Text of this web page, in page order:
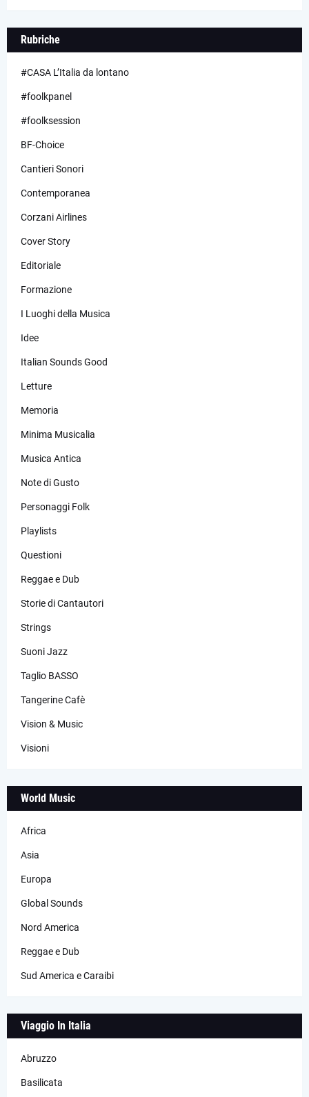
Rubriche
#CASA L’Italia da lontano
#foolkpanel
#foolksession
BF-Choice
Cantieri Sonori
Contemporanea
Corzani Airlines
Cover Story
Editoriale
Formazione
I Luoghi della Musica
Idee
Italian Sounds Good
Letture
Memoria
Minima Musicalia
Musica Antica
Note di Gusto
Personaggi Folk
Playlists
Questioni
Reggae e Dub
Storie di Cantautori
Strings
Suoni Jazz
Taglio BASSO
Tangerine Cafè
Vision & Music
Visioni
World Music
Africa
Asia
Europa
Global Sounds
Nord America
Reggae e Dub
Sud America e Caraibi
Viaggio In Italia
Abruzzo
Basilicata